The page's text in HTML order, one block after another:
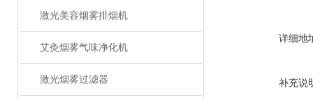
激光美容烟雾排烟机
艾灸烟雾气味净化机
激光烟雾过滤器
详细地
补充说